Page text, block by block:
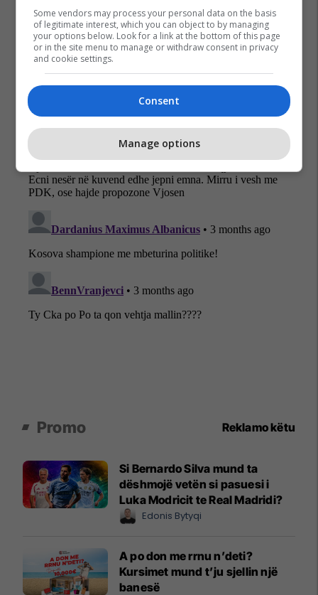
Promo Reklamo këtu
Si Bernardo Silva mund ta
dëshmojë vetën si pasuesi i
Luka Modricit te Real Madridi?
Edonis Bytyqi
A po don me rrnu n’deti?
Kursimet mund t’ju sjellin një
banesë
Some vendors may process your personal data on the basis
of legitimate interest, which you can object to by managing
your options below. Look for a link at the bottom of this page
or in the site menu to manage or withdraw consent in privacy
and cookie settings.
Consent
Manage options